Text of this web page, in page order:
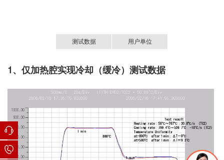
测试数据 用户单位
1、仅加热腔实现冷却（缓冷）测试数据